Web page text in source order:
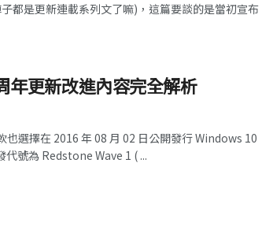
都是更新連載系列文了嘛)，這篇要談的是當初宣布
年更新改進內容完全解析
選擇在 2016 年 08 月 02 日公開發行 Windows 10
號為 Redstone Wave 1 ( ...